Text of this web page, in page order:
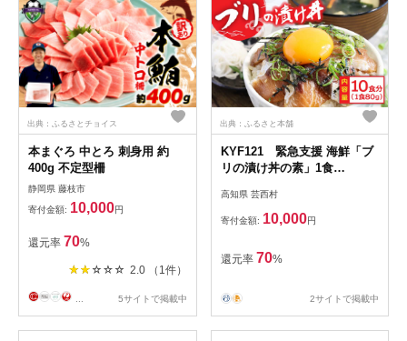
出典：ふるさとチョイス
本まぐろ 中とろ 刺身用 約
400g 不定型柵
静岡県 藤枝市
寄付金額: 10,000円
還元率 70%
2.0 （1件）
5サイトで掲載中
出典：ふるさと本舗
KYF121 緊急支援 海鮮「ブ
リの漬け丼の素」1食
応援 養殖生産業者応援プロジ
ェクト》応援 順次出荷中 惣
け パック 高知 海鮮丼 一人
高知県 芸西村
寄付金額: 10,000円
還元率 70%
2サイトで掲載中